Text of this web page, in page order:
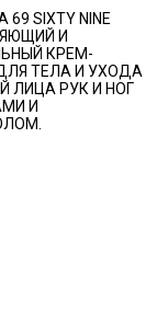
SIXTY NINE
И
КРЕМ-
ТЕЛА И УХОДА
ЛИЦА РУК И НОГ
И